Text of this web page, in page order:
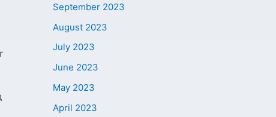
September 2023
August 2023
July 2023
June 2023
May 2023
April 2023